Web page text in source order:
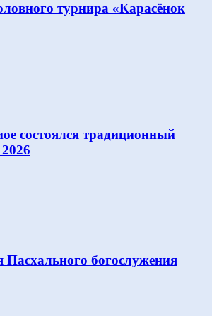
турнира «Карасёнок
состоялся традиционный
Пасхального богослужения